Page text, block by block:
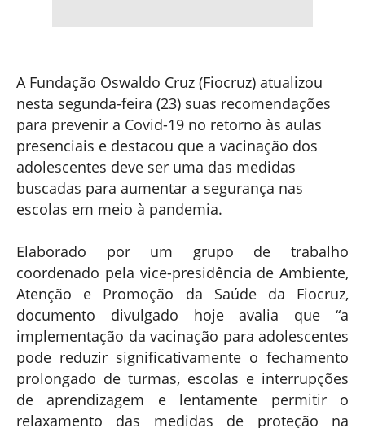
A Fundação Oswaldo Cruz (Fiocruz) atualizou
nesta segunda-feira (23) suas recomendações
para prevenir a Covid-19 no retorno às aulas
presenciais e destacou que a vacinação dos
adolescentes deve ser uma das medidas
buscadas para aumentar a segurança nas
escolas em meio à pandemia.
Elaborado por um grupo de trabalho
coordenado pela vice-presidência de Ambiente,
Atenção e Promoção da Saúde da Fiocruz,
documento divulgado hoje avalia que “a
implementação da vacinação para adolescentes
pode reduzir significativamente o fechamento
prolongado de turmas, escolas e interrupções
de aprendizagem e lentamente permitir o
relaxamento das medidas de proteção na